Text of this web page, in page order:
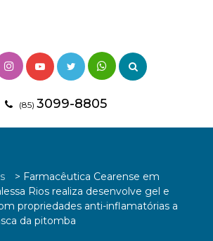
(85) 3099-8805
> Farmacêutica Cearense em
Rios realiza desenvolve gel e
propriedades anti-inflamatórias a
da pitomba